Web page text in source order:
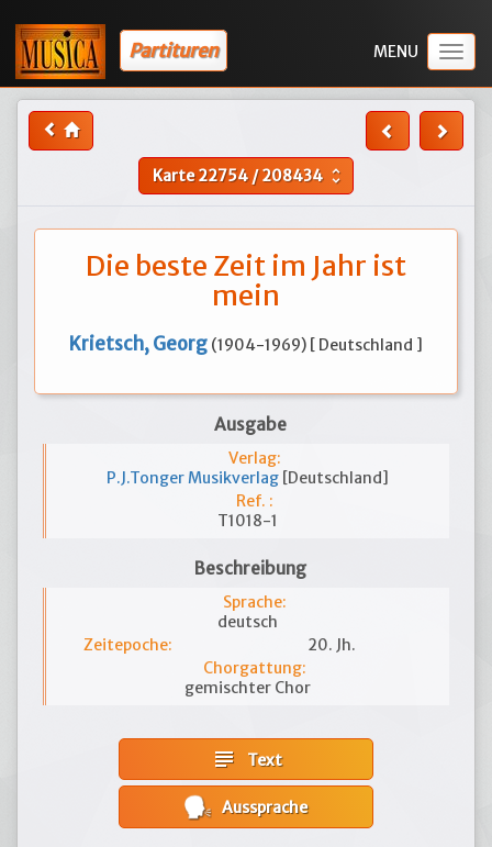
Partituren
Karte22754/208434 unfold_more
Die beste Zeit im Jahr ist
mein
Krietsch, Georg (1904-1969) [ Deutschland ]
Ausgabe
Verlag:
P.J.Tonger Musikverlag [Deutschland]
Ref. :
T1018-1
Beschreibung
Sprache:
deutsch
Zeitepoche:
20. Jh.
Chorgattung:
gemischter Chor
subject Text
Aussprache